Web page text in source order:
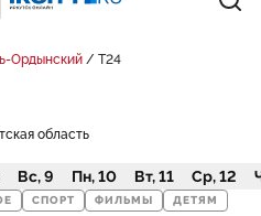
Ордынский Т24
область
Вс, 9 Пн, 10 Вт, 11 Ср, 12
СПОРТ ФИЛЬМЫ ДЕТЯМ